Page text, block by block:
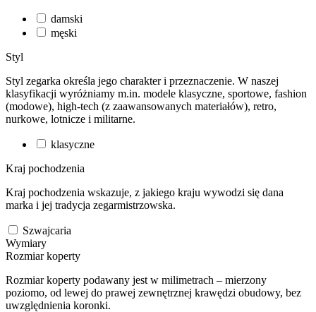
damski
męski
Styl
Styl zegarka określa jego charakter i przeznaczenie. W naszej
klasyfikacji wyróżniamy m.in. modele klasyczne, sportowe, fashion
(modowe), high-tech (z zaawansowanych materiałów), retro,
nurkowe, lotnicze i militarne.
klasyczne
Kraj pochodzenia
Kraj pochodzenia wskazuje, z jakiego kraju wywodzi się dana
marka i jej tradycja zegarmistrzowska.
Szwajcaria
Wymiary
Rozmiar koperty
Rozmiar koperty podawany jest w milimetrach – mierzony
poziomo, od lewej do prawej zewnętrznej krawędzi obudowy, bez
uwzględnienia koronki.